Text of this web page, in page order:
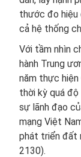
thước đo
cả hệ thống
Với tầm nhìn
hành Trung
năm thực
thời kỳ quá
sự lãnh đạo
mạng Việt
phát triển đất
2130).